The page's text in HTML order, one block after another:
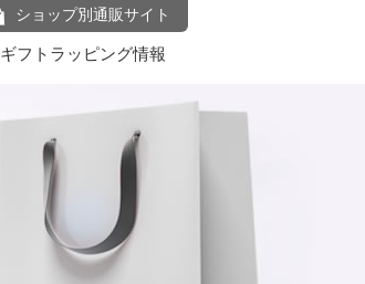
ショップ別通販サイト
ギフトラッピング情報